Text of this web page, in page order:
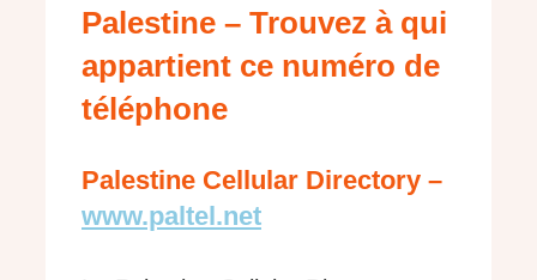
Palestine – Trouvez à qui
appartient ce numéro de
téléphone
Palestine Cellular Directory –
www.paltel.net